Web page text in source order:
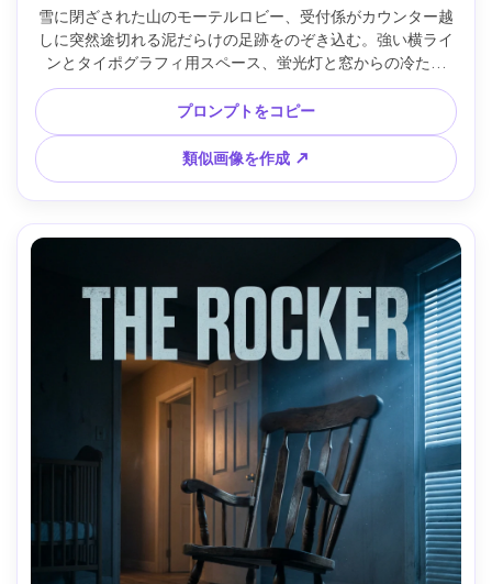
雪に閉ざされた山のモーテルロビー、受付係がカウンター越
しに突然途切れる泥だらけの足跡をのぞき込む。強い横ライ
ンとタイポグラフィ用スペース、蛍光灯と窓からの冷たい
光、Canon EOS R5・35mm f/1.8、ミディアムワイドショッ
ト、張りつめた静寂、リアルなテクスチャ・鮮明なフォーカ
ス・粒状感、高解像度、架空タイトルとクレジット、300dpi
印刷対応 --ar 4:5
プロンプトをコピー
類似画像を作成 ↗